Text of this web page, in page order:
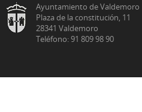
Ayuntamiento de Valdemoro
Plaza de la constitución, 11
28341 Valdemoro
Teléfono: 91 809 98 90